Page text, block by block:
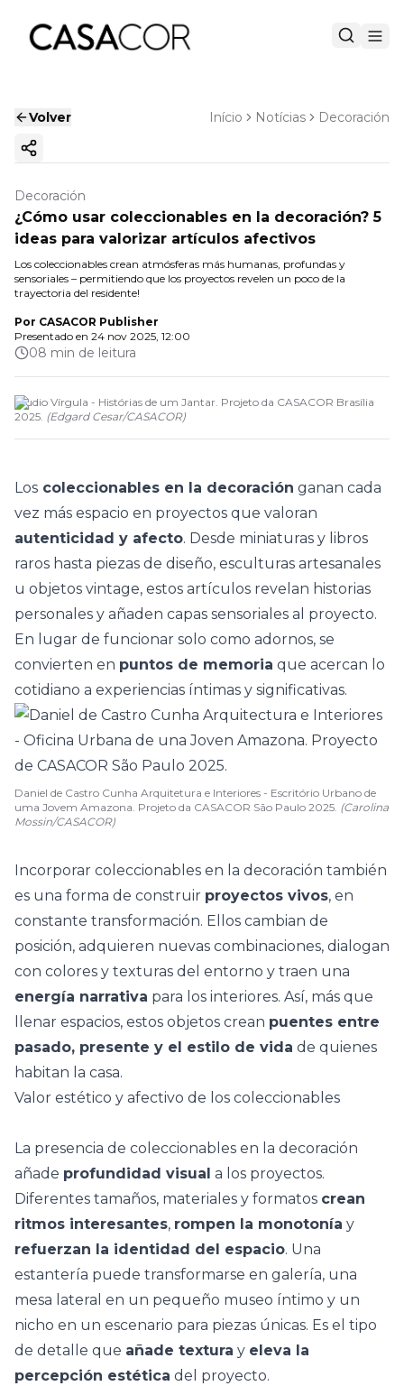
Volver Início Notícias Decoración
Copiar enlace
Decoración
¿Cómo usar coleccionables en la decoración? 5
ideas para valorizar artículos afectivos
Los coleccionables crean atmósferas más humanas, profundas y
sensoriales – permitiendo que los proyectos revelen un poco de la
trayectoria del residente!
Por CASACOR Publisher
Presentado en 24 nov 2025, 12:00
08 min de leitura
Studio Vírgula - Histórias de um Jantar. Projeto da CASACOR Brasília
2025. (Edgard Cesar/CASACOR)
Los coleccionables en la decoración ganan cada
vez más espacio en proyectos que valoran
autenticidad y afecto. Desde miniaturas y libros
raros hasta piezas de diseño, esculturas artesanales
u objetos vintage, estos artículos revelan historias
personales y añaden capas sensoriales al proyecto.
En lugar de funcionar solo como adornos, se
convierten en puntos de memoria que acercan lo
cotidiano a experiencias íntimas y significativas.
Daniel de Castro Cunha Arquitetura e Interiores - Escritório Urbano de
uma Jovem Amazona. Projeto da CASACOR São Paulo 2025. (Carolina
Mossin/CASACOR)
Incorporar coleccionables en la decoración también
es una forma de construir proyectos vivos, en
constante transformación. Ellos cambian de
posición, adquieren nuevas combinaciones, dialogan
con colores y texturas del entorno y traen una
energía narrativa para los interiores. Así, más que
llenar espacios, estos objetos crean puentes entre
pasado, presente y el estilo de vida de quienes
habitan la casa.
Valor estético y afectivo de los coleccionables
La presencia de coleccionables en la decoración
añade profundidad visual a los proyectos.
Diferentes tamaños, materiales y formatos crean
ritmos interesantes, rompen la monotonía y
refuerzan la identidad del espacio. Una
estantería puede transformarse en galería, una
mesa lateral en un pequeño museo íntimo y un
nicho en un escenario para piezas únicas. Es el tipo
de detalle que añade textura y eleva la
percepción estética del proyecto.